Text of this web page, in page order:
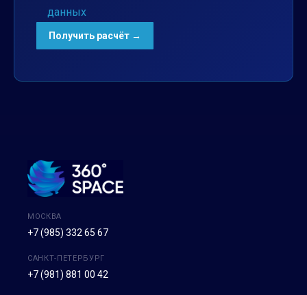
данных
МОСКВА
+7 (985) 332 65 67
САНКТ-ПЕТЕРБУРГ
+7 (981) 881 00 42